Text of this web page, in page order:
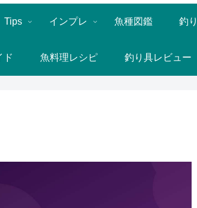
Tips インプレ 魚種図鑑 釣
ド 魚料理レシピ 釣り具レビュー